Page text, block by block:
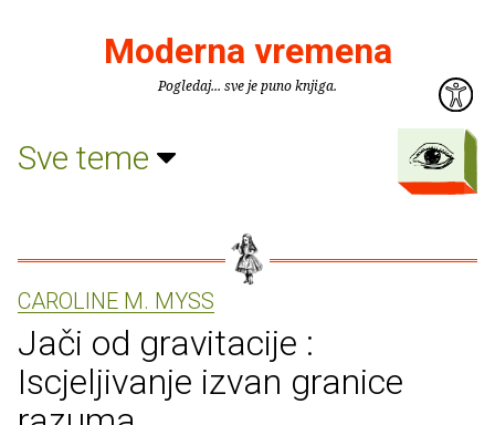
Moderna vremena
Pogledaj... sve je puno knjiga.
Sve teme
CAROLINE M. MYSS
Jači od gravitacije :
Iscjeljivanje izvan granice